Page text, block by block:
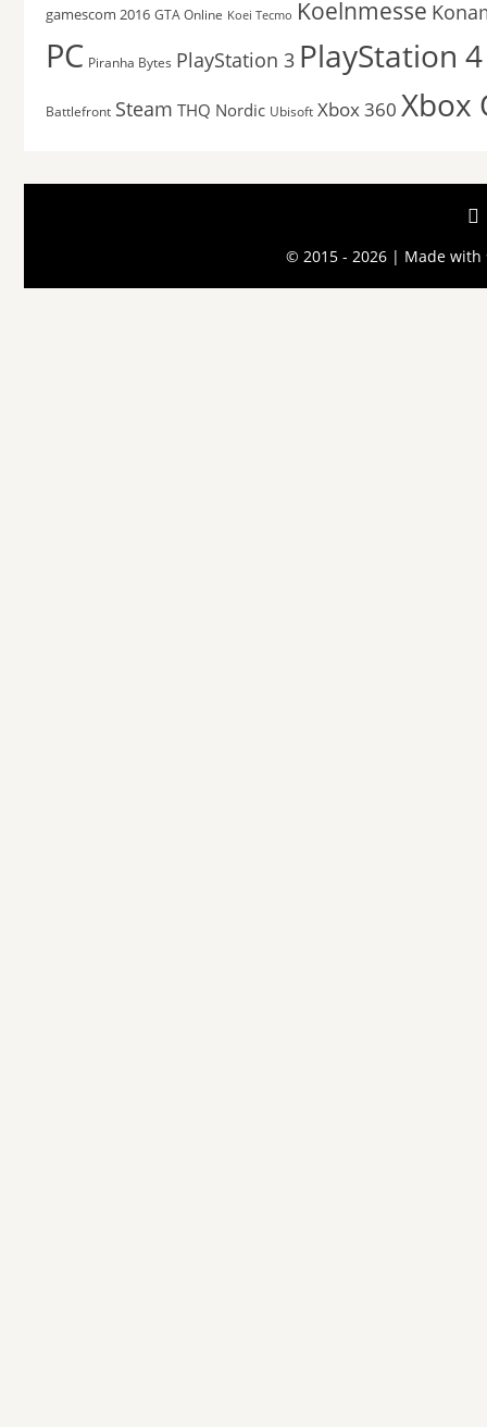
gamescom 2016 GTA Online Koei Tecmo Koelnmesse
PC Piranha Bytes PlayStation 3 PlayStation 4
Battlefront Steam THQ Nordic Ubisoft Xbox 360 Xbox
© 2015 - 2026 | Made